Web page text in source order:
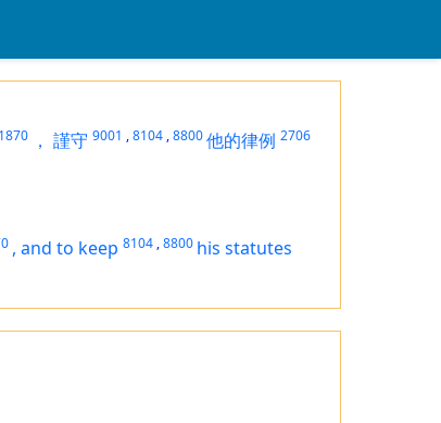
1870 ， 謹守 9001 ,8104 ,8800他的律例 2706
, and to keep 8104 ,8800 his statutes